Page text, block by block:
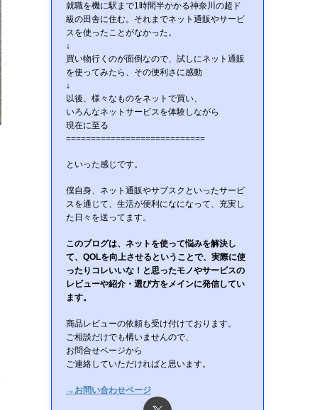
就職を機に駅まで1時間半かかる神奈川の超ド
級の田舎に住む。それまでネット通販やサービ
スを使ったことがなかった。
↓
買い物行くのが面倒なので、試しにネット通販
を使ってみたら、その便利さに感動
↓
以後、様々なものをネットで買い、
いろんなネットサービスを体験しながら
現在に至る
============================
といった感じです。
僕自身、ネット通販やサブスクといったサービ
スを通じて、生活が便利になになって、充実し
た日々を送ってます。
このブログは、ネットを使って悩みを解決し
て、QOLを向上させるということで、実際に使
ったりコレいいな！と思ったモノやサービスの
レビューや紹介・選び方をメインに発信してい
ます。
商品レビューの依頼も受け付けております。
ご相談だけでも構いませんので、
お問合せページから
ご連絡していただければと思います。
→お問い合わせページ